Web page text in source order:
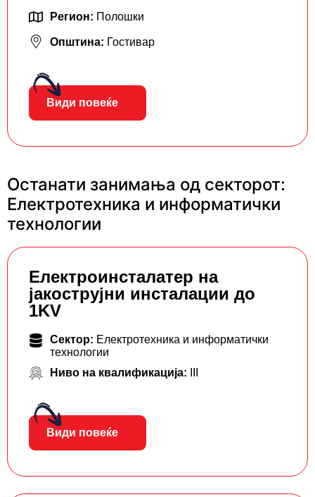
Регион: Полошки
Општина: Гостивар
Види повеќе
Останати занимања од секторот:
Електротехника и информатички
технологии
Eлектроинсталатер на
јакострујни инсталации до
1KV
Сектор: Електротехника и информатички
технологии
Ниво на квалификација:
Види повеќе